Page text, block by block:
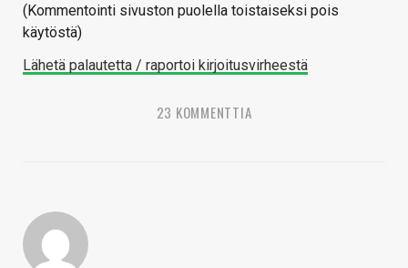
(Kommentointi sivuston puolella toistaiseksi pois
käytöstä)
Lähetä palautetta / raportoi kirjoitusvirheestä
23 KOMMENTTIA